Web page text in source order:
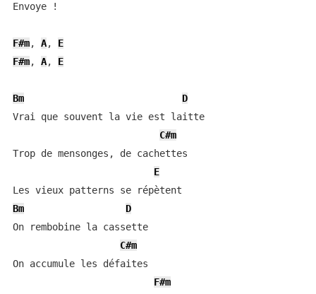
Envoye !
F#m, A, E
F#m, A, E
Bm
D
Vrai que souvent la vie est laitte
C#m
Trop de mensonges, de cachettes
E
Bm
D
On rembobine la cassette
C#m
On accumule les défaites
F#m